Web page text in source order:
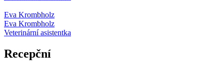
Eva Krombholz
Eva Krombholz
Veterinární asistentka
Recepční